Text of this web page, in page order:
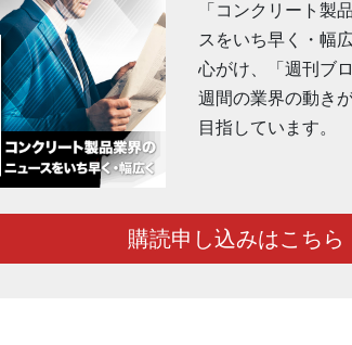
「コンクリート製
スをいち早く・幅
心がけ、「週刊ブ
週間の業界の動き
目指しています。
購読申し込みはこちら